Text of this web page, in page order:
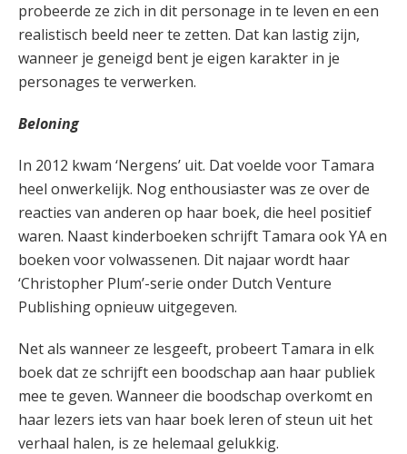
probeerde ze zich in dit personage in te leven en een
realistisch beeld neer te zetten. Dat kan lastig zijn,
wanneer je geneigd bent je eigen karakter in je
personages te verwerken.
Beloning
In 2012 kwam ‘Nergens’ uit. Dat voelde voor Tamara
heel onwerkelijk. Nog enthousiaster was ze over de
reacties van anderen op haar boek, die heel positief
waren. Naast kinderboeken schrijft Tamara ook YA en
boeken voor volwassenen. Dit najaar wordt haar
‘Christopher Plum’-serie onder Dutch Venture
Publishing opnieuw uitgegeven.
Net als wanneer ze lesgeeft, probeert Tamara in elk
boek dat ze schrijft een boodschap aan haar publiek
mee te geven. Wanneer die boodschap overkomt en
haar lezers iets van haar boek leren of steun uit het
verhaal halen, is ze helemaal gelukkig.